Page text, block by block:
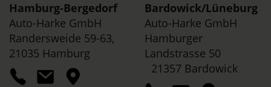
Hamburg-Bergedorf
Auto-Harke GmbH
Randersweide 59-63,
21035 Hamburg
Bardowick/Lüneburg
Auto-Harke GmbH
Hamburger
Landstrasse 50
21357 Bardowick